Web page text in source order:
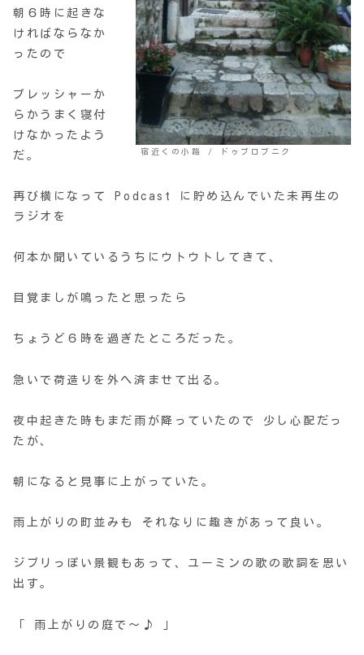
宿近くの小路 / ドゥブロブニク
朝６時に起きな
ければならなか
ったので
プレッシャーか
らかうまく寝付
けなかったよう
だ。
再び横になって Podcast に貯め込んでいた未再生の
ラジオを
何本か聞いているうちにウトウトしてきて、
目覚ましが鳴ったと思ったら
ちょうど６時を過ぎたところだった。
急いで荷造りを外へ済ませて出る。
夜中起きた時もまだ雨が降っていたので 少し心配だっ
たが、
朝になると見事に上がっていた。
雨上がりの町並みも それなりに趣きがあって良い。
ジブリっぽい景観もあって、ユーミンの歌の歌詞を思い
出す。
「 雨上がりの庭で～♪ 」